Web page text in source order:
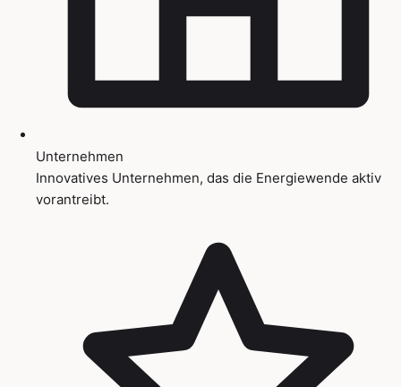
Unternehmen
Innovatives Unternehmen, das die Energiewende aktiv
vorantreibt.